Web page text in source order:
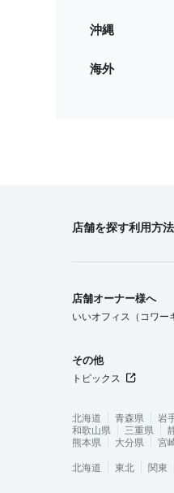
沖縄
海外
店舗を探す利用方法
店舗オーナー様へ
いいオフィス（コワー
その他
トピックス
北海道 青森県 岩
和歌山県
三重県
熊本県
大分県 宮
北海道
東北 関東